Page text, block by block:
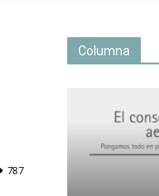
787
Columna